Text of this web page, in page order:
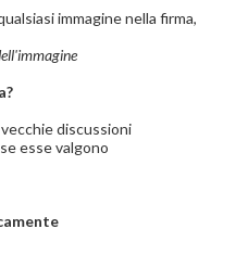
immagine nella firma,
discussioni
esse valgono